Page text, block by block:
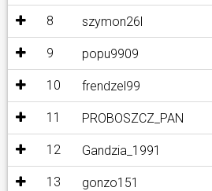
8 szymon26l
9 popu9909
10 frendzel99
11 PROBOSZCZ_PAN
12 Gandzia_1991
13 gonzo151